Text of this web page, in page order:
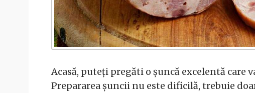
Acasă, puteți pregăti o șuncă excelentă care
Prepararea șuncii nu este dificilă, trebuie